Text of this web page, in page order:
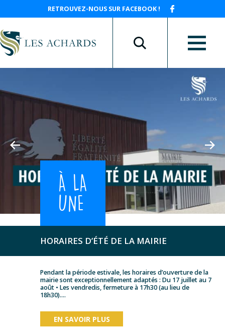
RETROUVEZ-NOUS SUR FACEBOOK !
À LA
UNE
HORAIRES D’ÉTÉ DE LA MAIRIE
Pendant la période estivale, les horaires d’ouverture de la
mairie sont exceptionnellement adaptés : Du 17 juillet au 7
août • Les vendredis, fermeture à 17h30 (au lieu de
18h30)....
EN SAVOIR PLUS